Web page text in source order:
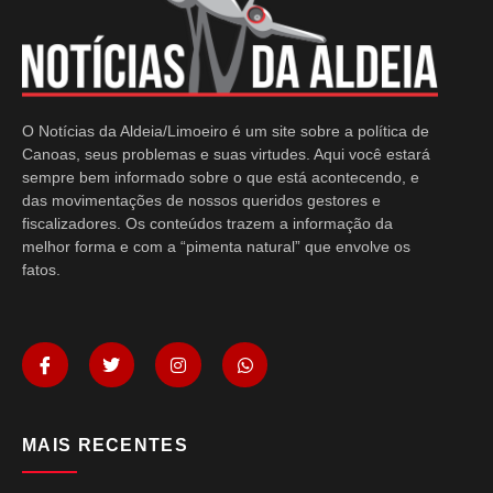
O Notícias da Aldeia/Limoeiro é um site sobre a política de
Canoas, seus problemas e suas virtudes. Aqui você estará
sempre bem informado sobre o que está acontecendo, e
das movimentações de nossos queridos gestores e
fiscalizadores. Os conteúdos trazem a informação da
melhor forma e com a “pimenta natural” que envolve os
fatos.
MAIS RECENTES